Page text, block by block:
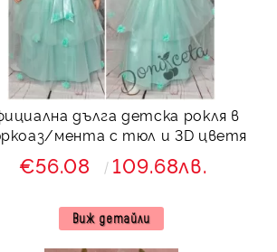
дълга детска рокля в
мента с тюл и 3D цветя
€56.08 109.68лв.
Виж детайли